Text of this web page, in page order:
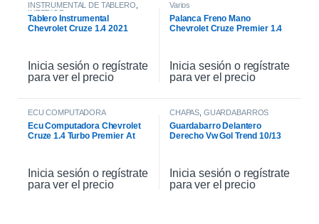
INSTRUMENTAL DE TABLERO
INTERIOR
Tablero Instrumental
Chevrolet Cruze 1.4 2021
Inicia sesión o regístrate
para ver el precio
Varios
Palanca Freno Mano
Chevrolet Cruze Premier 1.4
Inicia sesión o regístrate
para ver el precio
ECU COMPUTADORA
Ecu Computadora Chevrolet
Cruze 1.4 Turbo Premier At
Inicia sesión o regístrate
para ver el precio
CHAPAS GUARDABARROS
Guardabarro Delantero
Derecho Vw Gol Trend 10/13
Inicia sesión o regístrate
para ver el precio